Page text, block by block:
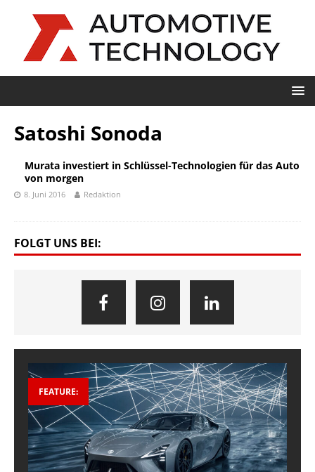
Satoshi Sonoda
Murata investiert in Schlüssel-Technologien für das Auto
von morgen
8. Juni 2016 Redaktion
FOLGT UNS BEI:
FEATURE: